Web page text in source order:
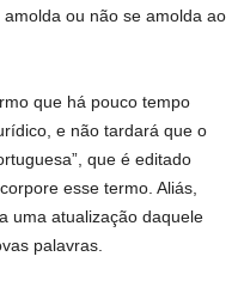
ou não se amolda ao
que há pouco tempo
e não tardará que o
que é editado
esse termo. Aliás,
uma atualização daquele
palavras.